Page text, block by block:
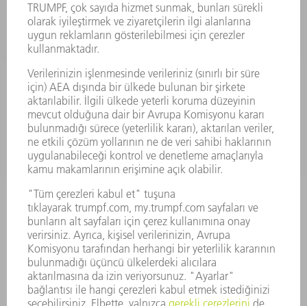
ELEKTRIKLI ALETLER
SMART FACTORY
YAZILIM
SERVISLER
UYGULAMALAR
SEKTÖRLER
ŞIRKET
KARIYER
SUNULAN POZISYONLAR
ŞIRKET PROFILI
YÖNETIM
FAALIYET RAPORU
ŞIRKET PRENSIPLERI
MEVZUATLARA UYUM
BILDIRIM SISTEMI
GÜVENLIK
BASIN BÜLTENLERI
DERGILER
SÜRDÜRÜLEBILIRLIK
ÇEVRE VE IKLIM
SOSYAL VE TOPLUMSAL KONULAR
ŞIRKET YÖNETIMI